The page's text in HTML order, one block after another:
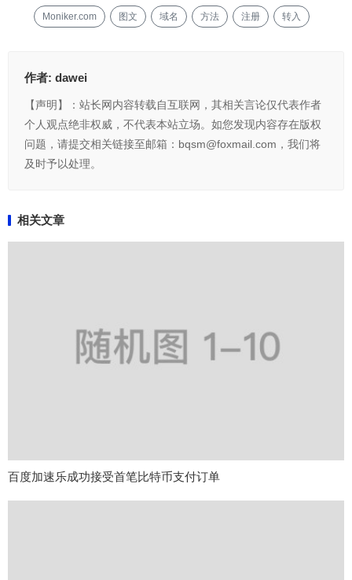
Moniker.com 图文 域名 方法 注册 转入
作者: dawei
【声明】：站长网内容转载自互联网，其相关言论仅代表作者
个人观点绝非权威，不代表本站立场。如您发现内容存在版权
问题，请提交相关链接至邮箱：bqsm@foxmail.com，我们将
及时予以处理。
相关文章
百度加速乐成功接受首笔比特币支付订单